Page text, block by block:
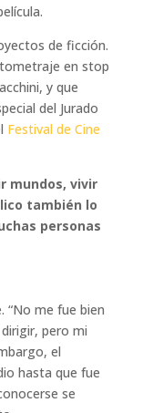
de ficción.
en stop
y que
del Jurado
Festival de Cine
mundos, vivir
también lo
personas
“No me fue bien
pero mi
el
hasta que fue
se